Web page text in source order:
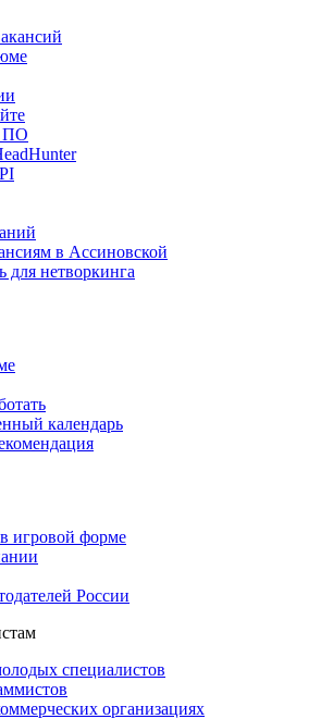
ПО
в Ассиновской
для нетворкинга
календарь
игровой форме
России
специалистов
организациях